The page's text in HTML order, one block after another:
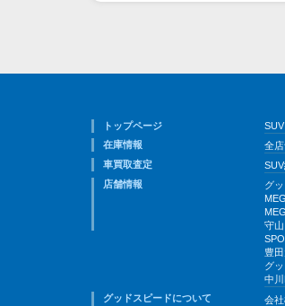
トップページ
在庫情報
全
車買取査定
店舗情報
グ
守
豊
グ
中
グッドスピードについて
会